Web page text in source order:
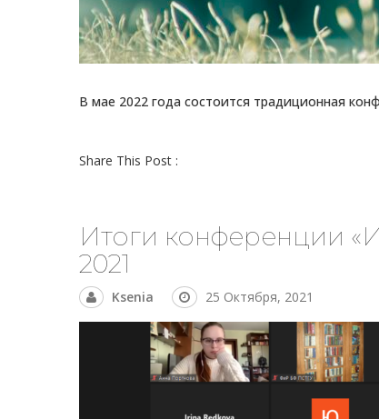
В мае 2022 года состоится традиционная
Share This Post :
Итоги конференции
2021
Ksenia 25 Октября, 2021